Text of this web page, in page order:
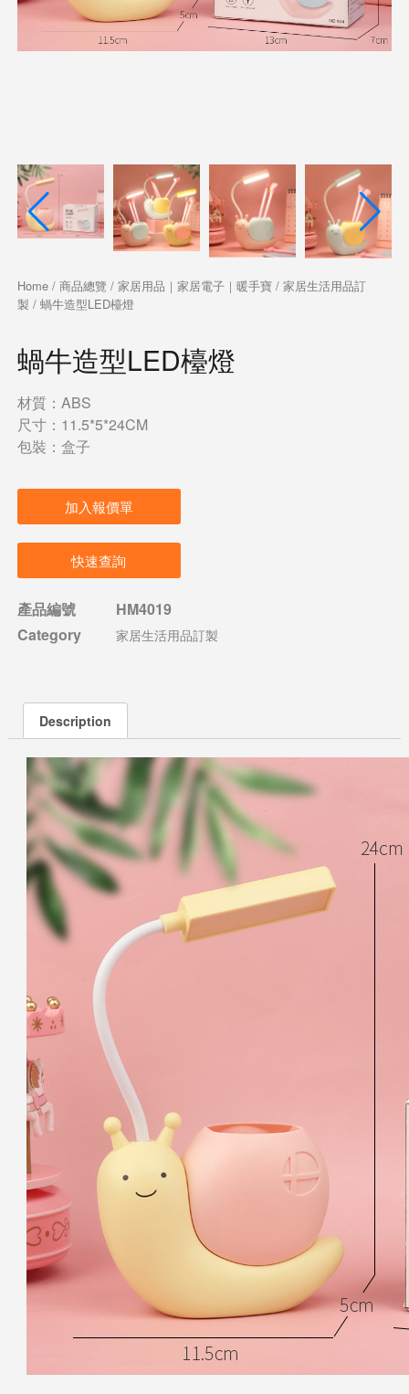
Home/ 商品總覽 / 家居用品｜家居電子｜暖手寶/ 家居生活用品訂
製 / 蝸牛造型LED檯燈
蝸牛造型LED檯燈
材質：ABS
尺寸：11.5*5*24CM
包裝：盒子
加入報價單
快速查詢
產品編號
HM4019
Category
家居生活用品訂製
Description